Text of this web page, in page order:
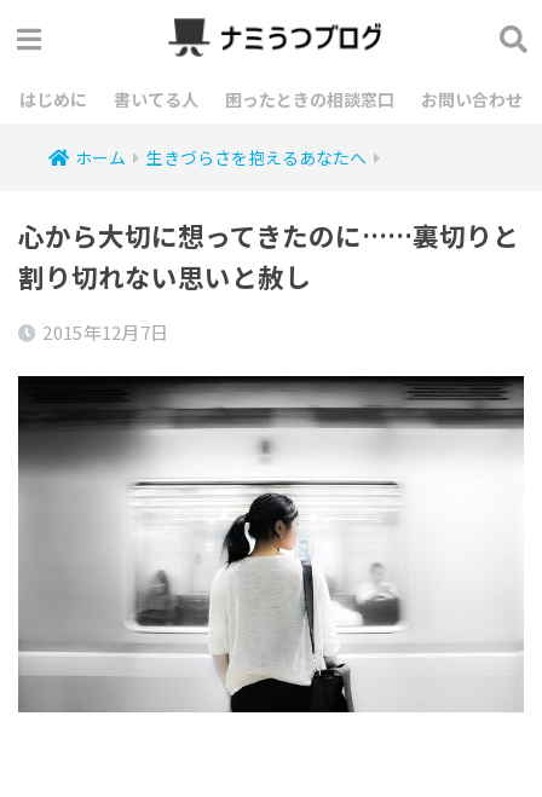
はじめに 書いてる人 困ったときの相談窓口 お問い合わせ
ホーム 生きづらさを抱えるあなたへ
心から大切に想ってきたのに……裏切りと
割り切れない思いと赦し
2015年12月7日